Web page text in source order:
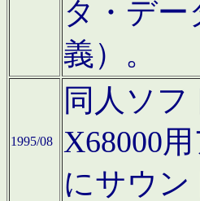
タ・デ
義）。
1995/08
同人ソ
X68000
にサウン